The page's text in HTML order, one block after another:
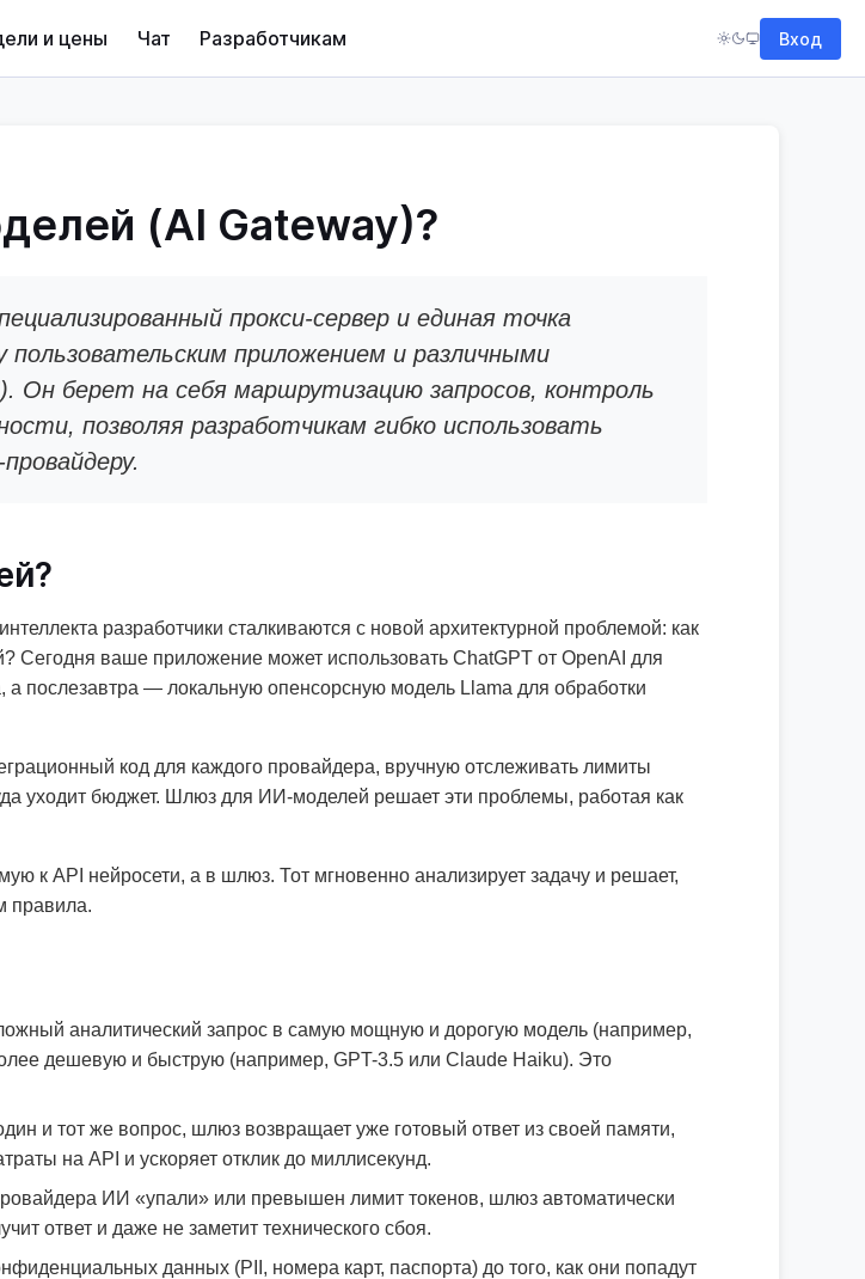
и цены Чат Разработчикам Вход
(AI Gateway)?
прокси-сервер и единая точка
приложением и различными
Он берет на себя маршрутизацию запросов, контроль
позволяя разработчикам гибко использовать
разработчики сталкиваются с новой архитектурной проблемой: как
Сегодня ваше приложение может использовать ChatGPT от OpenAI для
а послезавтра — локальную опенсорсную модель Llama для обработки
код для каждого провайдера, вручную отслеживать лимиты
уходит бюджет. Шлюз для ИИ-моделей решает эти проблемы, работая как
к API нейросети, а в шлюз. Тот мгновенно анализирует задачу и решает,
правила.
аналитический запрос в самую мощную и дорогую модель (например,
дешевую и быструю (например, GPT-3.5 или Claude Haiku). Это
и тот же вопрос, шлюз возвращает уже готовый ответ из своей памяти,
на API и ускоряет отклик до миллисекунд.
ИИ «упали» или превышен лимит токенов, шлюз автоматически
ответ и даже не заметит технического сбоя.
данных (PII, номера карт, паспорта) до того, как они попадут